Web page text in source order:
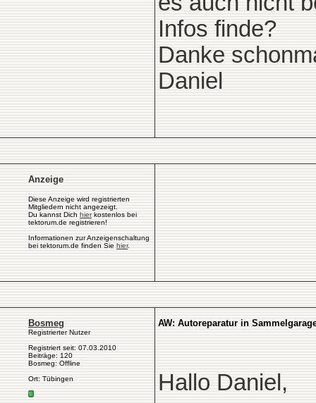
Infos finde?
Danke
Daniel
Anzeige
Diese Anzeige wird registrierten
Mitgliedern nicht angezeigt.
Du kannst Dich hierkostenlos bei
tektorum.de registrieren!
Informationen zur Anzeigenschaltung
bei tektorum.de finden Sie hier.
Bosmeg
Registrierter Nutzer
Registriert seit: 07.03.2010
Beiträge: 120
Bosmeg: Offline
Ort: Tübingen
AW: Autoreparatur in
Hallo Daniel,